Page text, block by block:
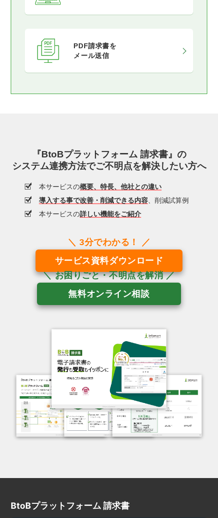
PDF請求書を
メール送信
『BtoBプラットフォーム 請求書』の
システム連携方法でご不明点を解決したい方へ
本サービスの概要、特長、他社との違い
導入する事で改善・削減できる内容、削減試算例
本サービスの詳しい機能をご紹介
サービス資料ダウンロード
無料オンライン相談
BtoBプラットフォーム 請求書